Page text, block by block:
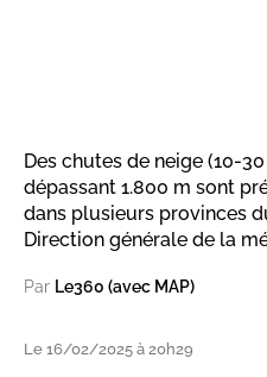
Des chutes de neige (10-
dépassant 1.800 m sont
dans plusieurs provinces
Direction générale de la
Par Le360 (avec MAP)
Le 16/02/2025 à 20h29